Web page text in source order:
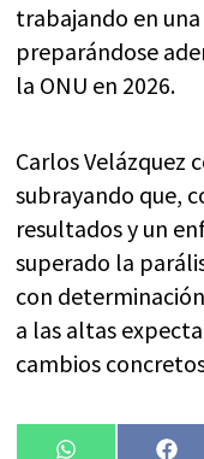
trabajando en
preparándose
la ONU en 2026.
Carlos Velázquez
subrayando que,
resultados y un
superado la
con
a las altas
cambios